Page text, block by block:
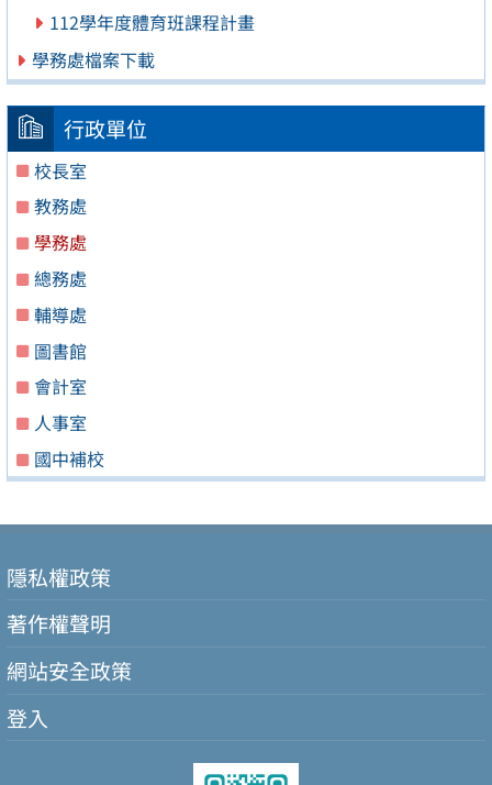
112學年度體育班課程計畫
學務處檔案下載
行政單位
校長室
教務處
學務處
總務處
輔導處
圖書館
會計室
人事室
國中補校
隱私權政策
著作權聲明
網站安全政策
登入